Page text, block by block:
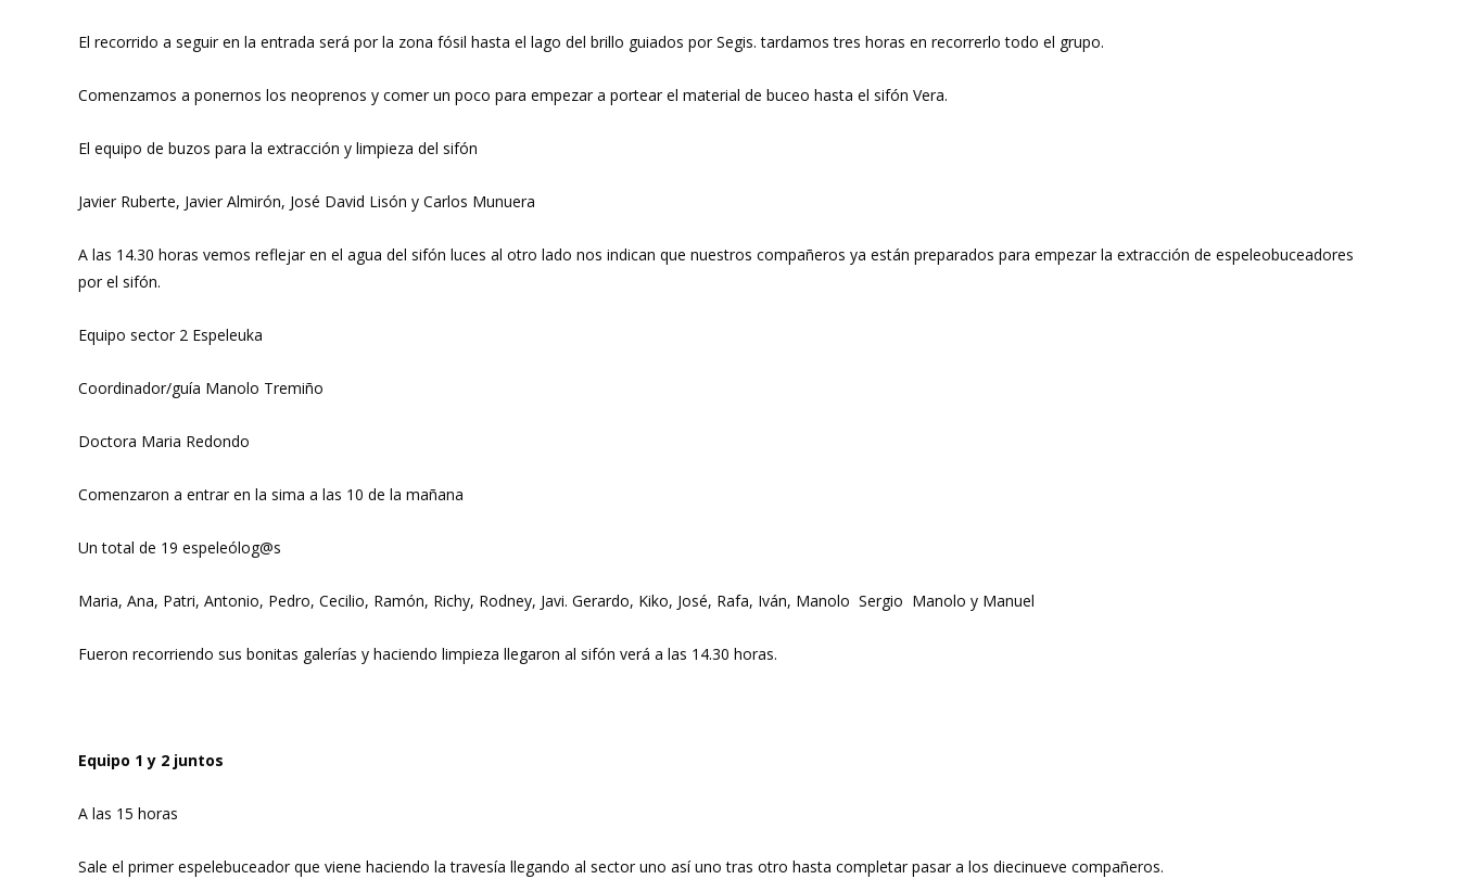
El recorrido a seguir en la entrada será por la zona fósil hasta el lago del brillo guiados por Segis. tardamos tres horas en recorrerlo todo el grupo.
Comenzamos a ponernos los neoprenos y comer un poco para empezar a portear el material de buceo hasta el sifón Vera.
El equipo de buzos para la extracción y limpieza del sifón
Javier Ruberte, Javier Almirón, José David Lisón y Carlos Munuera
A las 14.30 horas vemos reflejar en el agua del sifón luces al otro lado nos indican que nuestros compañeros ya están preparados para empezar la extracción de espeleobuceadores
por el sifón.
Equipo sector 2 Espeleuka
Coordinador/guía Manolo Tremiño
Doctora Maria Redondo
Comenzaron a entrar en la sima a las 10 de la mañana
Un total de 19 espeleólog@s
Maria, Ana, Patri, Antonio, Pedro, Cecilio, Ramón, Richy, Rodney, Javi. Gerardo, Kiko, José, Rafa, Iván, Manolo Sergio Manolo y Manuel
Fueron recorriendo sus bonitas galerías y haciendo limpieza llegaron al sifón verá a las 14.30 horas.
Equipo 1 y 2 juntos
A las 15 horas
Sale el primer espelebuceador que viene haciendo la travesía llegando al sector uno así uno tras otro hasta completar pasar a los diecinueve compañeros.